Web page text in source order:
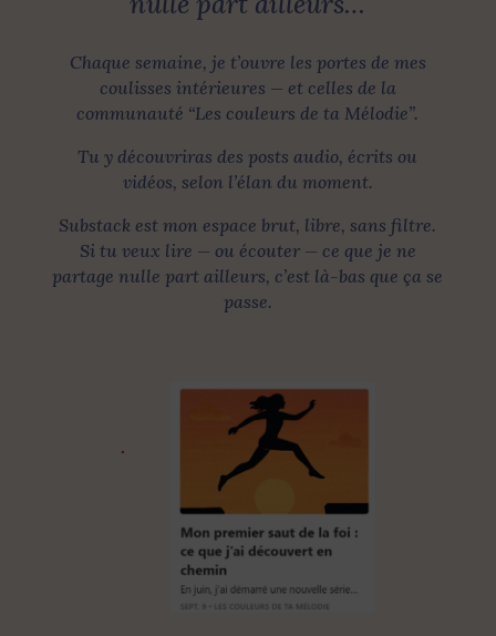
Chaque semaine, je t’ouvre les portes de mes
coulisses intérieures — et celles de la
communauté “Les couleurs de ta Mélodie”.
Tu y découvriras des posts audio, écrits ou
vidéos, selon l’élan du moment.
Substack est mon espace brut, libre, sans filtre.
Si tu veux lire — ou écouter — ce que je ne
partage nulle part ailleurs, c’est là-bas que ça se
passe.